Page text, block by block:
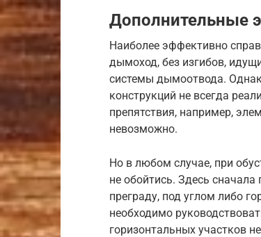
Дополнительные
Наиболее эффективно
дымоход, без изгибов,
системы дымоотвода.
конструкций не всегда
препятствия, например,
невозможно.
Но в любом случае, при
не обойтись. Здесь
преграду, под углом либо
необходимо
горизонтальных участков